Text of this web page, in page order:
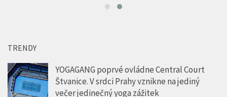
TRENDY
YOGAGANG poprvé ovládne Central Court
Štvanice. V srdci Prahy vznikne na jediný
večer jedinečný yoga zážitek